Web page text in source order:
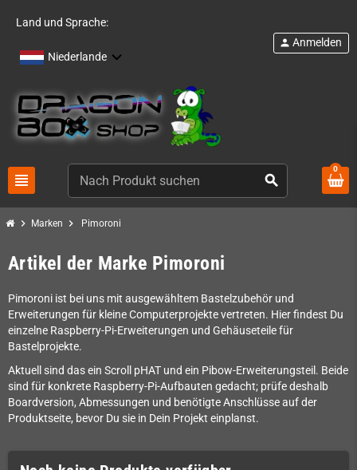
Land und Sprache:
Niederlande
view_headline search
person Anmelden
0
chevron_right Marken chevron_right Pimoroni
Artikel der Marke Pimoroni
Pimoroni ist bei uns mit ausgewähltem Bastelzubehör und
Erweiterungen für kleine Computerprojekte vertreten. Hier findest Du
einzelne Raspberry-Pi-Erweiterungen und Gehäuseteile für
Bastelprojekte.
Aktuell sind das ein Scroll pHAT und ein Pibow-Erweiterungsteil. Beide
sind für konkrete Raspberry-Pi-Aufbauten gedacht; prüfe deshalb
Boardversion, Abmessungen und benötigte Anschlüsse auf der
Produktseite, bevor Du sie in Dein Projekt einplanst.